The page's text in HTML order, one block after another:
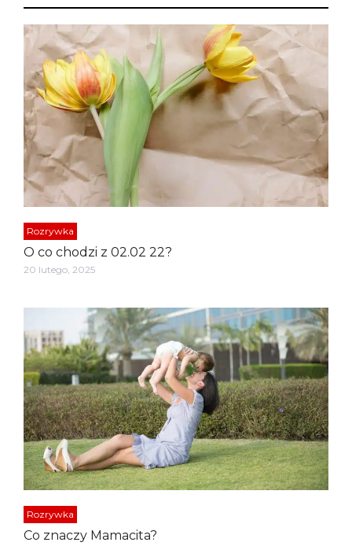
Rozrywka
O co chodzi z 02.02 22?
20 lutego, 2025
Rozrywka
Co znaczy Mamacita?